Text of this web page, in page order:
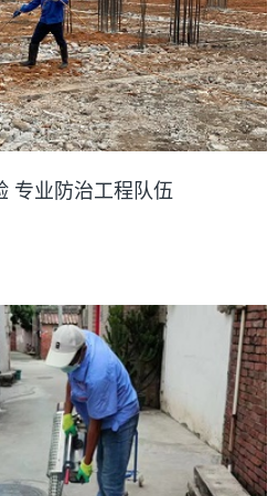
专业防治工程队伍